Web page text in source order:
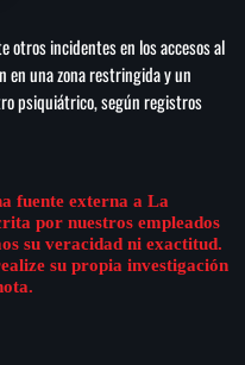
otros incidentes en los accesos al
en una zona restringida y un
psiquiátrico, según registros
fuente externa a La
por nuestros empleados
su veracidad ni exactitud.
su propia investigación